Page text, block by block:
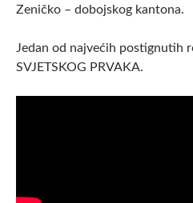
Zeničko – dobojskog kantona.
Jedan od najvećih postignutih
SVJETSKOG PRVAKA.